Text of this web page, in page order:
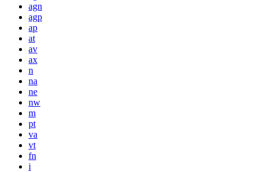
agn
agp
ap
at
av
ax
n
na
ne
nw
m
pt
va
vt
fn
i